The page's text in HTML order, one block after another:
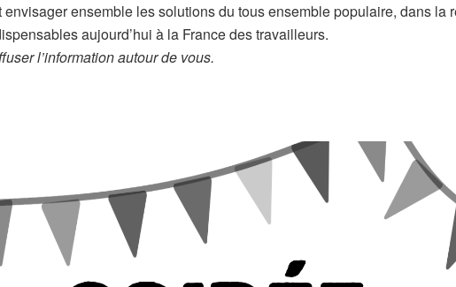
ensemble les solutions du tous ensemble populaire, dans la
aujourd’hui à la France des travailleurs.
l’information autour de vous.